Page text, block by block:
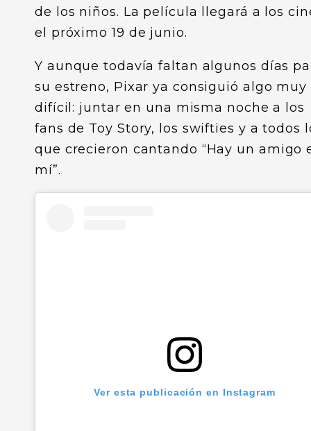
de los niños. La película llegará a los
el próximo 19 de junio.
Y aunque todavía faltan algunos días
su estreno, Pixar ya consiguió algo muy
difícil: juntar en una misma noche a los
fans de Toy Story, los swifties y a todos
que crecieron cantando “Hay un amigo
mí”.
Ver esta publicación en Instagram